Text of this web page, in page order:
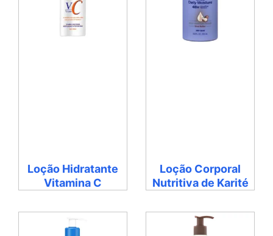
Loção Hidratante
Vitamina C
Loção Corporal
Nutritiva de Karité